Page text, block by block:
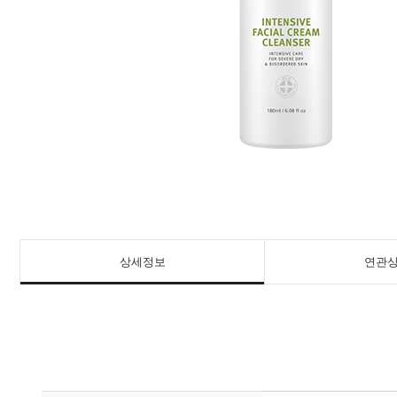
상세정보 연관